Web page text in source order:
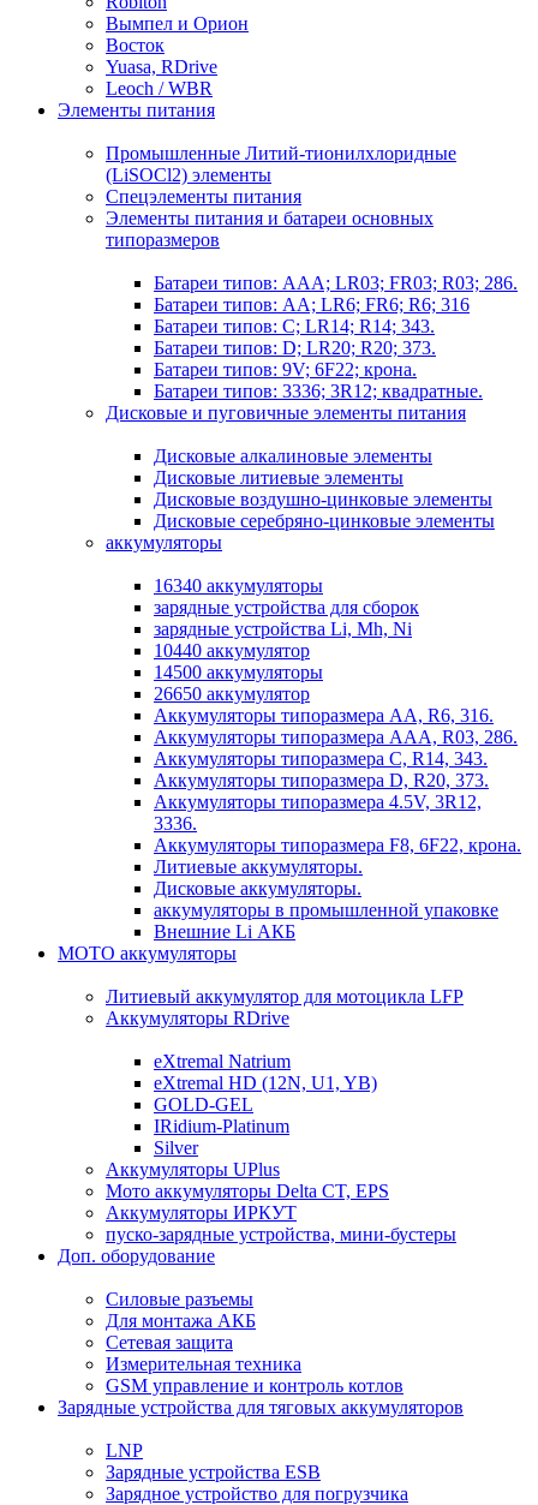
Вымпел и Орион
Восток
Yuasa, RDrive
Leoch / WBR
Элементы питания
Промышленные Литий-тионилхлоридные
(LiSOCl2) элементы
Спецэлементы питания
Элементы питания и батареи основных
типоразмеров
Батареи типов: AAA; LR03; FR03; R03; 286.
Батареи типов: AA; LR6; FR6; R6; 316
Батареи типов: C; LR14; R14; 343.
Батареи типов: D; LR20; R20; 373.
Батареи типов: 9V; 6F22; крона.
Батареи типов: 3336; 3R12; квадратные.
Дисковые и пуговичные элементы питания
Дисковые алкалиновые элементы
Дисковые литиевые элементы
Дисковые воздушно-цинковые элементы
Дисковые серебряно-цинковые элементы
аккумуляторы
16340 аккумуляторы
зарядные устройства для сборок
зарядные устройства Li, Mh, Ni
10440 аккумулятор
14500 аккумуляторы
26650 аккумулятор
Аккумуляторы типоразмера АА, R6, 316.
Аккумуляторы типоразмера ААА, R03, 286.
Аккумуляторы типоразмера С, R14, 343.
Аккумуляторы типоразмера D, R20, 373.
Аккумуляторы типоразмера 4.5V, 3R12,
3336.
Аккумуляторы типоразмера F8, 6F22, крона.
Литиевые аккумуляторы.
Дисковые аккумуляторы.
аккумуляторы в промышленной упаковке
Внешние Li АКБ
МОТО аккумуляторы
Литиевый аккумулятор для мотоцикла LFP
Аккумуляторы RDrive
eXtremal Natrium
eXtremal HD (12N, U1, YB)
GOLD-GEL
IRidium-Platinum
Silver
Аккумуляторы UPlus
Мото аккумуляторы Delta CT, EPS
Аккумуляторы ИРКУТ
пуско-зарядные устройства, мини-бустеры
Доп. оборудование
Силовые разъемы
Для монтажа АКБ
Сетевая защита
Измерительная техника
GSM управление и контроль котлов
Зарядные устройства для тяговых аккумуляторов
LNP
Зарядные устройства ESB
Зарядное устройство для погрузчика